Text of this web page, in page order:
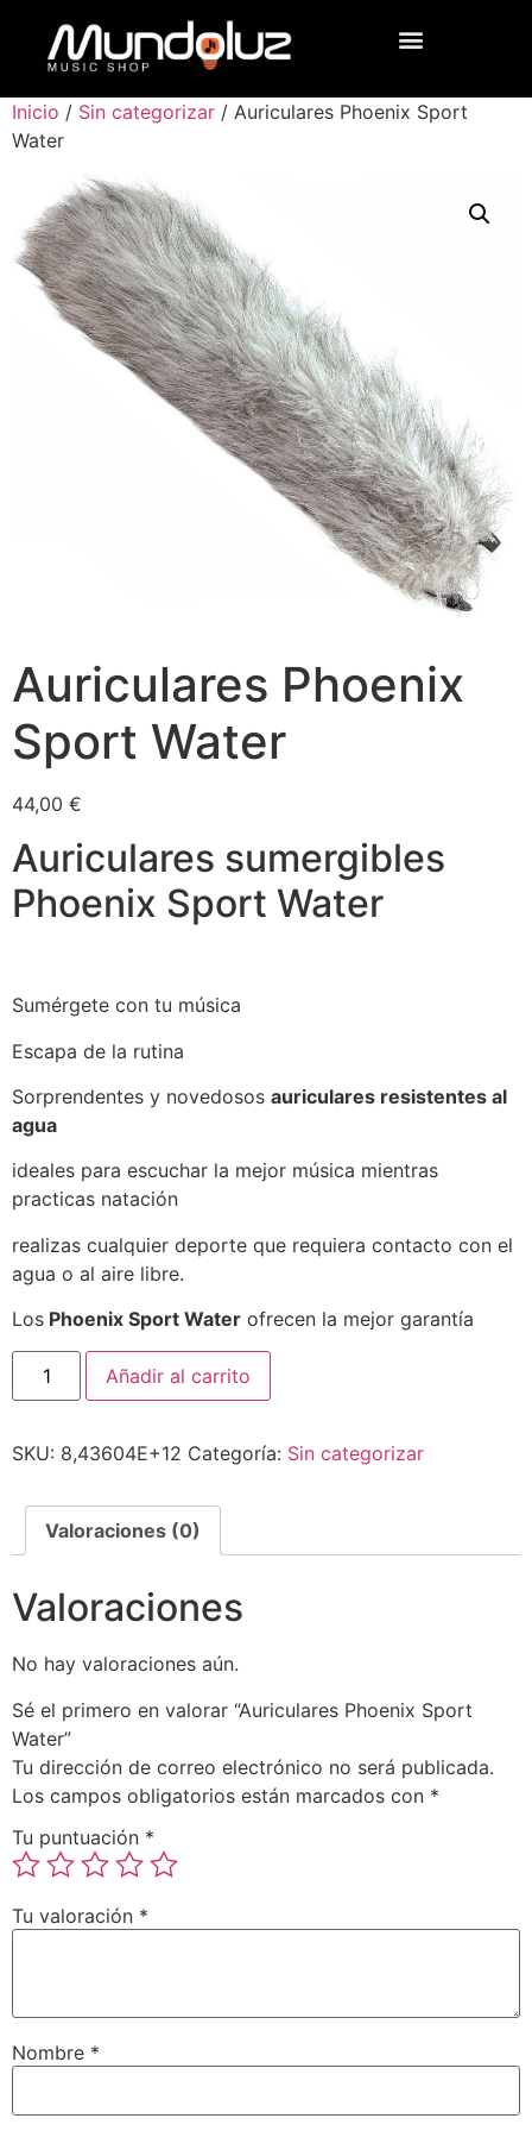
Inicio / Sin categorizar / Auriculares Phoenix Sport
Water
Auriculares Phoenix
Sport Water
44,00 €
Auriculares sumergibles
Phoenix Sport Water
Sumérgete con tu música
Escapa de la rutina
Sorprendentes y novedosos auriculares resistentes al
agua
ideales para escuchar la mejor música mientras
practicas natación
realizas cualquier deporte que requiera contacto con el
agua o al aire libre.
Los Phoenix Sport Water ofrecen la mejor garantía
Añadir al carrito
SKU: 8,43604E+12 Categoría: Sin categorizar
Valoraciones (0)
Valoraciones
No hay valoraciones aún.
Sé el primero en valorar “Auriculares Phoenix Sport
Water”
Tu dirección de correo electrónico no será publicada.
Los campos obligatorios están marcados con *
Tu puntuación *
Tu valoración *
Nombre *